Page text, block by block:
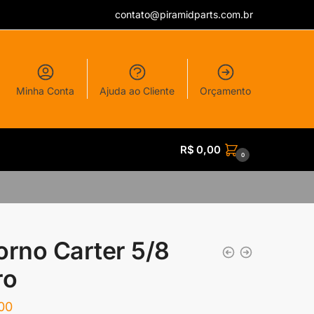
contato@piramidparts.com.br
Minha Conta Ajuda ao Cliente Orçamento
R$ 0,00 0
Carter 5/8